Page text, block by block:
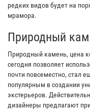
редких видов будет на
мрамора.
Природный
Природный камень, цена
сегодня позволяет
почти повсеместно, стал
популярным в создании
экстерьеров.
дизайнеры предлагают